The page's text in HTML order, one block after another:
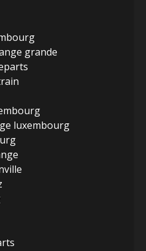
grande
luxembourg